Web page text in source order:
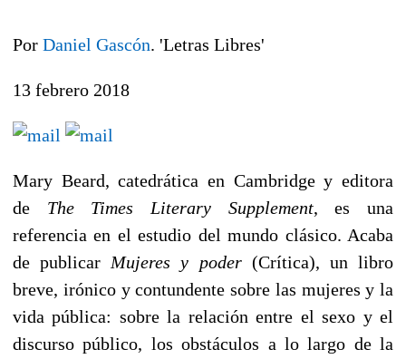
Por Daniel Gascón. 'Letras Libres'
13 febrero 2018
Mary Beard, catedrática en Cambridge y editora
de The Times Literary Supplement, es una
referencia en el estudio del mundo clásico. Acaba
de publicar Mujeres y poder(Crítica), un libro
breve, irónico y contundente sobre las mujeres y la
vida pública: sobre la relación entre el sexo y el
discurso público, los obstáculos a lo largo de la